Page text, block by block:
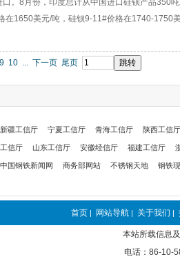
。8月份，印度总计从中国进口硅钡产品350
在1650美元/吨，硅钡9-11#价格在1740-1750
9 10 ... 下一页 尾页
新疆工信厅 宁夏工信厅 青海工信厅 陕西工信厅
信厅 山东工信厅 安徽经信厅 福建工信厅
中国钢铁新闻网 商务部网站 不锈钢天地 钢铁
首页 | 网站导航 | 关于我们 |
本站所载信息
电话：86-10-